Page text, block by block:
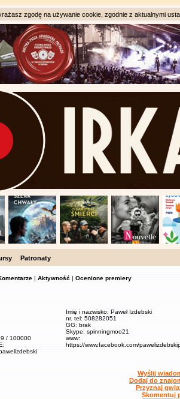
zgodę na używanie cookie, zgodnie z aktualnymi
Patronaty
| Aktywność | Ocenione premiery
/ 100000
Imię i nazwisko: Paweł Izdebski
nr. tel: 508282051
GG: brak
Skype: spinningmoo21
www:
https://www.facebook.com/
Wyślij
Dodaj do
Przyznaj
Skomentuj